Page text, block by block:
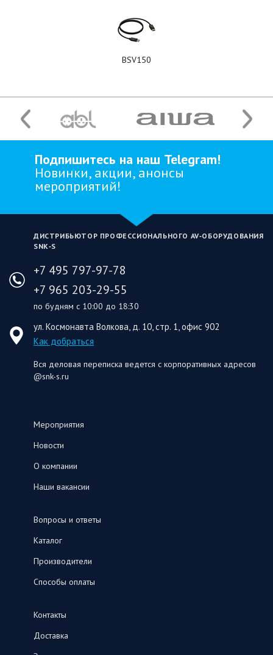
BSV150
Подпишитесь на наш Telegram!
Новинки, акции, анонсы
мероприятий!
ДИСТРИБЬЮТОР ПРОФЕССИОНАЛЬНОГО AV‑ОБОРУДОВАНИЯ
SNK‑S
+7 495 797-97-78
+7 965 203-29-55
по будням с 10:00 до 18:30
ул. Космонавта Волкова, д. 10, стр. 1, офис 902
Как добраться
Вся деловая переписка ведется с корпоративных адресов
@snk-s.ru
Мероприятия
Новости
О компании
Наши вакансии
Вопросы и ответы
Каталог
Производители
Способы оплаты
Контакты
Доставка